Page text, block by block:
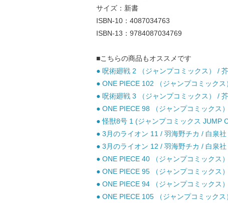
サイズ：新書
ISBN-10：4087034763
ISBN-13：9784087034769
■こちらの商品もオススメです
● 呪術廻戦 2 （ジャンプコミックス） /
● ONE PIECE 102 （ジャンプコミック
● 呪術廻戦 3 （ジャンプコミックス） /
● ONE PIECE 98 （ジャンプコミックス
● 怪獣8号 1 (ジャンプコミックス JUMP
● 3月のライオン 11 / 羽海野チカ / 白泉
● 3月のライオン 12 / 羽海野チカ / 白泉
● ONE PIECE 40 （ジャンプコミックス
● ONE PIECE 95 （ジャンプコミックス
● ONE PIECE 94 （ジャンプコミックス
● ONE PIECE 105 （ジャンプコミック